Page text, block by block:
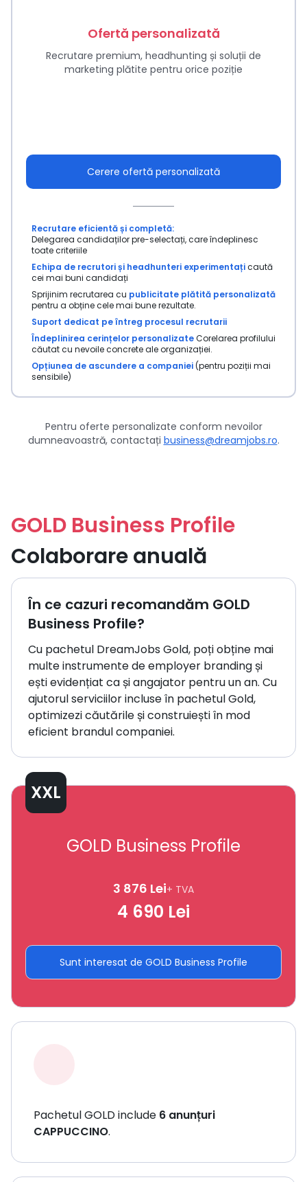
Ofertă personalizată
Recrutare premium, headhunting și soluții de
marketing plătite pentru orice poziție
Cerere ofertă personalizată
Recrutare eficientă și completă:
Delegarea candidaților pre-selectați, care îndeplinesc
toate criteriile
Echipa de recrutori și headhunteri experimentațicaută
cei mai buni candidați
Sprijinim recrutarea cu publicitate plătită personalizată
pentru a obține cele mai bune rezultate.
Suport dedicat pe întreg procesul recrutarii
Îndeplinirea cerințelor personalizateCorelarea profilului
căutat cu nevoile concrete ale organizației.
Opțiunea de ascundere a companiei(pentru poziții mai
sensibile)
Pentru oferte personalizate conform nevoilor
dumneavoastră, contactați business@dreamjobs.ro.
GOLD Business Profile
Colaborare anuală
În ce cazuri recomandăm GOLD
Business Profile?
Cu pachetul DreamJobs Gold, poți obține mai
multe instrumente de employer branding și
ești evidențiat ca și angajator pentru un an. Cu
ajutorul serviciilor incluse în pachetul Gold,
optimizezi căutările și construiești în mod
eficient brandul companiei.
XXL
GOLD Business Profile
3 876 Lei+ TVA
4 690 Lei
Sunt interesat de GOLD Business Profile
Pachetul GOLD include 6 anunțuri
CAPPUCCINO.